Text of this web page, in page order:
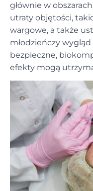
głównie w
utraty objętości,
wargowe, a także
młodzieńczy wygląd
bezpieczne,
efekty mogą